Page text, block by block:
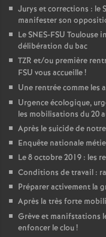
Jurys et corrections : le
manifester son
Le SNES-FSU
délibération du bac
TZR et/ou première
FSU vous accueille!
Une rentrée comme les
Urgence écologique,
les mobilisations du 20
Après le suicide de
Enquête nationale
Le 8 octobre 2019 : les
Conditions de travail :
Préparer activement la
Après la très forte
Grève et manifstations
enfoncer le clou!